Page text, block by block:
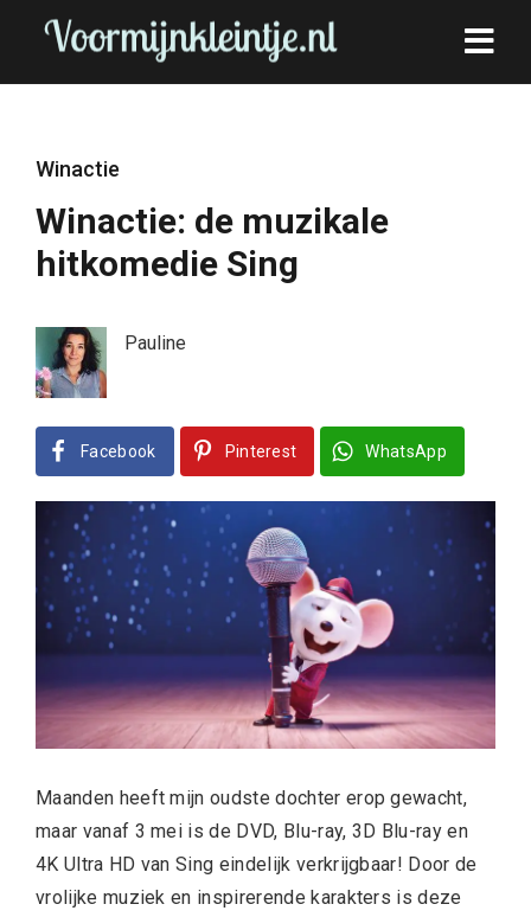
Winactie
Winactie: de muzikale
hitkomedie Sing
Pauline
Facebook Pinterest WhatsApp
Maanden heeft mijn oudste dochter erop gewacht,
maar vanaf 3 mei is de DVD, Blu-ray, 3D Blu-ray en
4K Ultra HD van Sing eindelijk verkrijgbaar! Door de
vrolijke muziek en inspirerende karakters is deze